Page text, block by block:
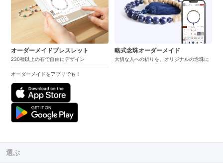
オーダーメイドブレスレット
230種以上の石で自由にデザイン
オーダーメイドをアプリでも！
略式念珠オーダーメイド
大切な人への祈りを、オリジナルの念珠に
選ぶ